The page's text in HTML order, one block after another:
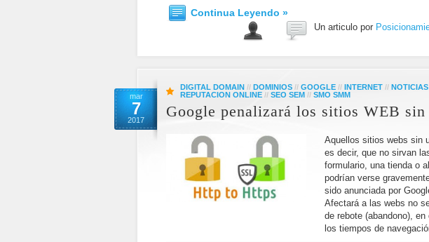
Continua Leyendo »
Un articulo por
mar
7
2017
DIGITAL DOMAIN // DOMINIOS // GOOGLE // INTERNET // NOTICIAS
REPUTACION ONLINE // SEO SEM // SMO SMM
Google penalizará los sitios WEB sin
Aquellos sitios webs sin
es decir, que no sirvan
formulario, una tienda o
podrían verse
sido anunciada por
Afectará a las webs no
de rebote (abandono),
los tiempos de